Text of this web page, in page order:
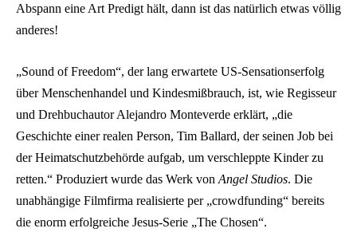
Abspann eine Art Predigt hält, dann ist das natürlich etwas völlig
anderes!
„Sound of Freedom“, der lang erwartete US-Sensationserfolg
über Menschenhandel und Kindesmißbrauch, ist, wie Regisseur
und Drehbuchautor Alejandro Monteverde erklärt, „die
Geschichte einer realen Person, Tim Ballard, der seinen Job bei
der Heimatschutzbehörde aufgab, um verschleppte Kinder zu
retten.“ Produziert wurde das Werk von Angel Studios. Die
unabhängige Filmfirma realisierte per „crowdfunding“ bereits
die enorm erfolgreiche Jesus-Serie „The Chosen“.